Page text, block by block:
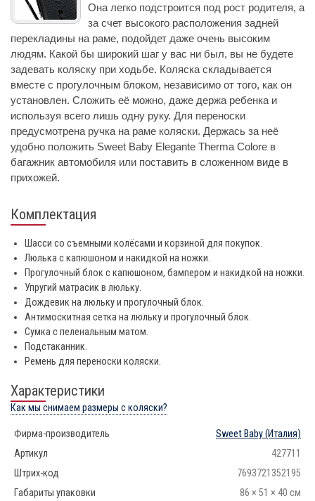
Она легко подстроится под рост родителя, а
за счет высокого расположения задней
перекладины на раме, подойдет даже очень высоким
людям. Какой бы широкий шаг у вас ни был, вы не будете
задевать коляску при ходьбе. Коляска складывается
вместе с прогулочным блоком, независимо от того, как он
установлен. Сложить её можно, даже держа ребенка и
используя всего лишь одну руку. Для переноски
предусмотрена ручка на раме коляски. Держась за неё
удобно положить Sweet Baby Elegante Therma Colore в
багажник автомобиля или поставить в сложенном виде в
прихожей.
Комплектация
Шасси со съемными колёсами и корзиной для покупок.
Люлька с капюшоном и накидкой на ножки.
Прогулочный блок с капюшоном, бампером и накидкой на ножки.
Упругий матрасик в люльку.
Дождевик на люльку и прогулочный блок.
Антимоскитная сетка на люльку и прогулочный блок.
Сумка с пеленальным матом.
Подстаканник.
Ремень для переноски коляски.
Характеристики
Как мы снимаем размеры с коляски?
Фирма-производитель Sweet Baby(Италия)
Артикул
427711
Штрих-код
7693721352195
Габариты упаковки
86 × 51 × 40 см